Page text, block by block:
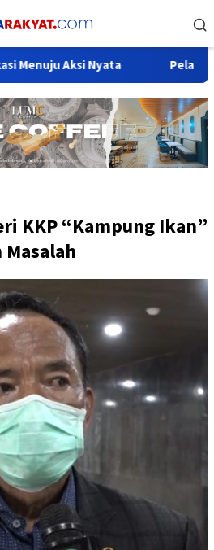
Nyata Pelantikan Orsat
KKP “Kampung Ikan”